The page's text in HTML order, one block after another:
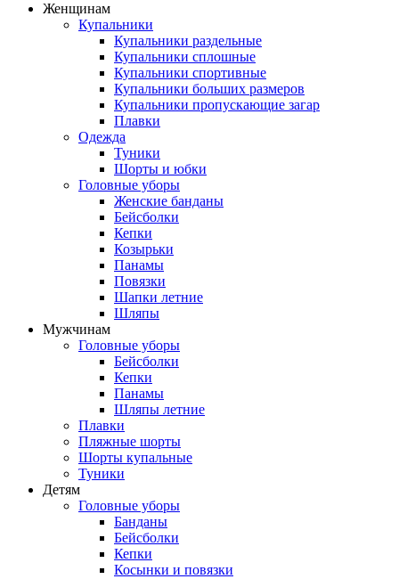
Женщинам
Купальники
Купальники раздельные
Купальники сплошные
Купальники спортивные
Купальники больших размеров
Купальники пропускающие загар
Плавки
Одежда
Туники
Шорты и юбки
Головные уборы
Женские банданы
Бейсболки
Кепки
Козырьки
Панамы
Повязки
Шапки летние
Шляпы
Мужчинам
Головные уборы
Бейсболки
Кепки
Панамы
Шляпы летние
Плавки
Пляжные шорты
Шорты купальные
Туники
Детям
Головные уборы
Банданы
Бейсболки
Кепки
Косынки и повязки